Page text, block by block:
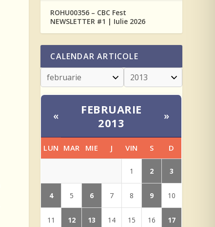
ROHU00356 – CBC Fest
NEWSLETTER #1 | Iulie 2026
CALENDAR ARTICOLE
«
FEBRUARIE
2013
»
LUN MAR MIE J VIN S D
1 2 3
4 5 6 7 8 9 10
11 12 13 14 15 16 17